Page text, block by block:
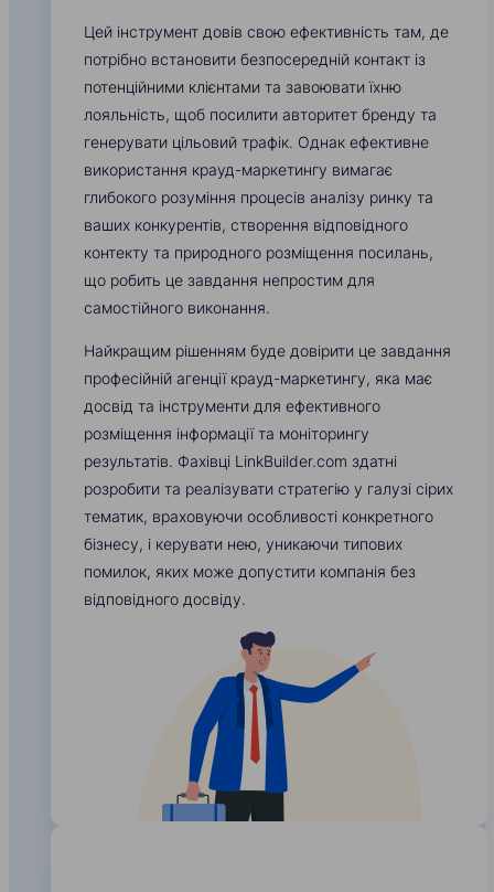
Цей інструмент довів свою ефективність там, де
потрібно встановити безпосередній контакт із
потенційними клієнтами та завоювати їхню
лояльність, щоб посилити авторитет бренду та
генерувати цільовий трафік. Однак ефективне
використання крауд-маркетингу вимагає
глибокого розуміння процесів аналізу ринку та
ваших конкурентів, створення відповідного
контекту та природного розміщення посилань,
що робить це завдання непростим для
самостійного виконання.
Найкращим рішенням буде довірити це завдання
професійній агенції крауд-маркетингу, яка має
досвід та інструменти для ефективного
розміщення інформації та моніторингу
результатів. Фахівці LinkBuilder.com здатні
розробити та реалізувати стратегію у галузі сірих
тематик, враховуючи особливості конкретного
бізнесу, і керувати нею, уникаючи типових
помилок, яких може допустити компанія без
відповідного досвіду.